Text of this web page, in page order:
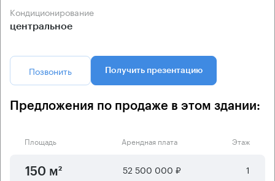
Кондиционирование
центральное
Позвонить Получить презентацию
Предложения по продаже в этом здании:
Площадь Арендная плата Этаж
150 м² 52 500 000 ₽ 1